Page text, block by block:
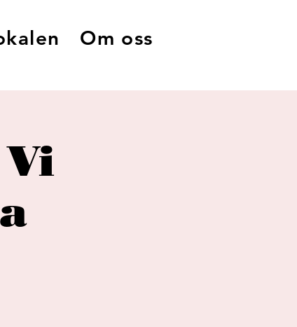
Om oss